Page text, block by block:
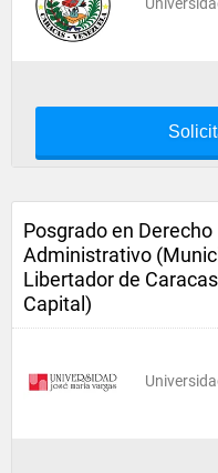
Posgrado en Derecho
Administrativo
Libertador de
Capital)